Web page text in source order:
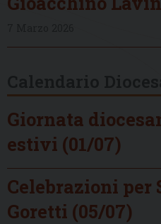
Giornata
estivi (01/07)
Celebrazioni per
Goretti (05/07)